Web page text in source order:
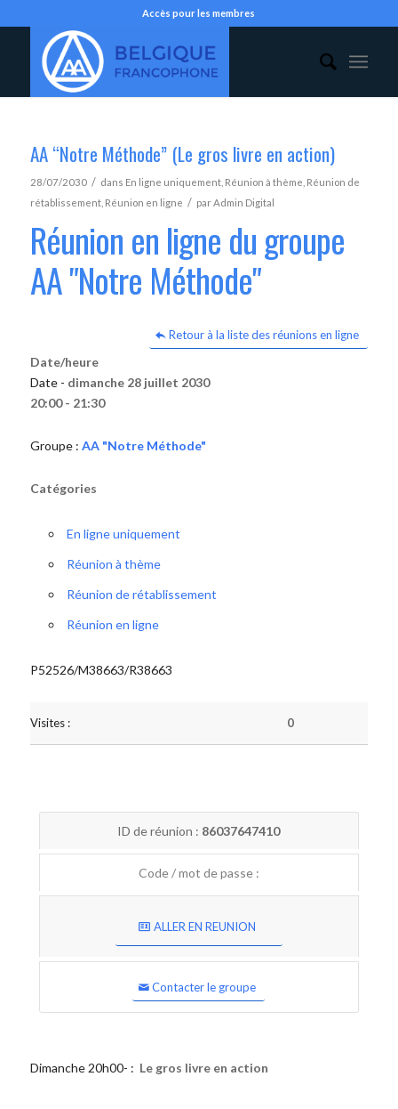
Accès pour les membres
AA “Notre Méthode” (Le gros livre en action)
28/07/2030 / dans En ligne uniquement, Réunion à thème Réunion de
rétablissement, Réunion en ligne / parAdmin Digital
Réunion en ligne du groupe
AA "Notre Méthode"
Retour à la liste des réunions en ligne
Date/heure
Date - dimanche 28 juillet 2030
20:00 - 21:30
Groupe : AA "Notre Méthode"
Catégories
En ligne uniquement
Réunion à thème
Réunion de rétablissement
Réunion en ligne
P52526/M38663/R38663
Visites : 0
ID de réunion : 86037647410
Code / mot de passe :
ALLER EN REUNION
Contacter le groupe
Dimanche 20h00- : Le gros livre en action